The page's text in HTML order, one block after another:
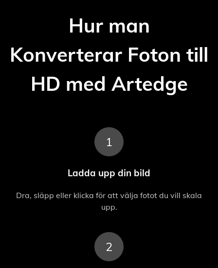
Hur man
Konverterar Foton till
HD med Artedge
1
Ladda upp din bild
Dra, släpp eller klicka för att välja fotot du vill skala
upp.
2